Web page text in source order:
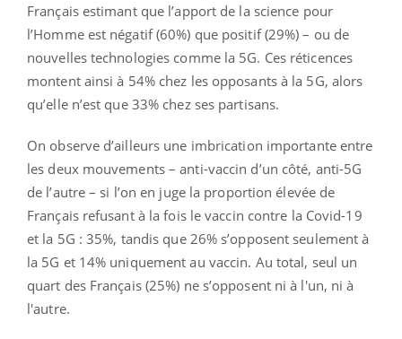
Français estimant que l’apport de la science pour
l’Homme est négatif (60%) que positif (29%) – ou de
nouvelles technologies comme la 5G. Ces réticences
montent ainsi à 54% chez les opposants à la 5G, alors
qu’elle n’est que 33% chez ses partisans.
On observe d’ailleurs une imbrication importante entre
les deux mouvements – anti-vaccin d’un côté, anti-5G
de l’autre – si l’on en juge la proportion élevée de
Français refusant à la fois le vaccin contre la Covid-19
et la 5G : 35%, tandis que 26% s’opposent seulement à
la 5G et 14% uniquement au vaccin. Au total, seul un
quart des Français (25%) ne s’opposent ni à l'un, ni à
l'autre.